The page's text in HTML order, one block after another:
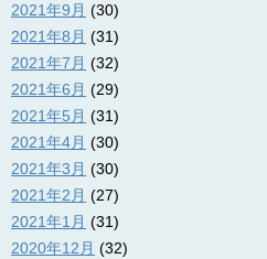
2021年9月 (30)
2021年8月 (31)
2021年7月 (32)
2021年6月 (29)
2021年5月 (31)
2021年4月 (30)
2021年3月 (30)
2021年2月 (27)
2021年1月 (31)
2020年12月 (32)